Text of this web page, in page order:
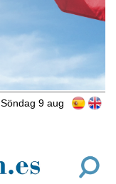
Söndag 9 aug